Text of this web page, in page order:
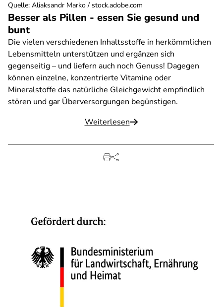
Besser als Pillen - essen Sie gesund und
bunt
Die vielen verschiedenen Inhaltsstoffe in herkömmlichen
Lebensmitteln unterstützen und ergänzen sich
gegenseitig – und liefern auch noch Genuss! Dagegen
können einzelne, konzentrierte Vitamine oder
Mineralstoffe das natürliche Gleichgewicht empfindlich
stören und gar Überversorgungen begünstigen.
Weiterlesen
Quelle: Aliaksandr Marko / stock.adobe.com